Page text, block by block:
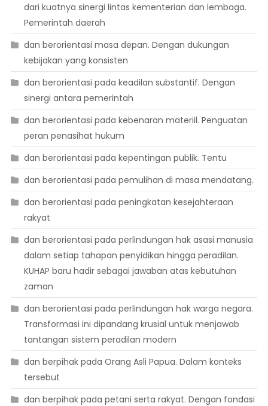
dari kuatnya sinergi lintas kementerian dan lembaga.
Pemerintah daerah
dan berorientasi masa depan. Dengan dukungan
kebijakan yang konsisten
dan berorientasi pada keadilan substantif. Dengan
sinergi antara pemerintah
dan berorientasi pada kebenaran materiil. Penguatan
peran penasihat hukum
dan berorientasi pada kepentingan publik. Tentu
dan berorientasi pada pemulihan di masa mendatang.
dan berorientasi pada peningkatan kesejahteraan
rakyat
dan berorientasi pada perlindungan hak asasi manusia
dalam setiap tahapan penyidikan hingga peradilan.
KUHAP baru hadir sebagai jawaban atas kebutuhan
zaman
dan berorientasi pada perlindungan hak warga negara.
Transformasi ini dipandang krusial untuk menjawab
tantangan sistem peradilan modern
dan berpihak pada Orang Asli Papua. Dalam konteks
tersebut
dan berpihak pada petani serta rakyat. Dengan fondasi